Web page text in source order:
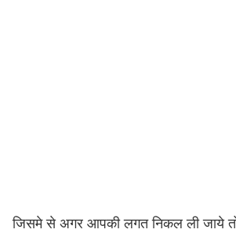
जिसमे से अगर आपकी लगत निकल ली जाये